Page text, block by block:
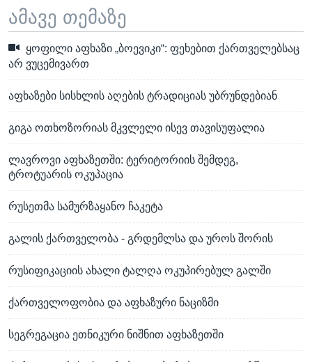
ამავე თემაზე
ყოფილი აფხაზი „ბოევიკი“: ფეხებით ქართველებსაც
არ ვუცემივართ
აფხაზები სისხლის აღების ტრადიციას უბრუნდებიან
გიგა ოთხოზორიას მკვლელი ისევ თავისუფალია
ლავროვი აფხაზეთში: ტერიტორიის შემდეგ,
ტროტუარის ოკუპაცია
რუსეთმა სამურზაყანო ჩაკეტა
გალის ქართველობა - გრდემლსა და უროს შორის
რუსიფიკაციის ახალი ტალღა ოკუპირებულ გალში
ქართველოფობია და აფხაზური ნაციზმი
სეგრეგაცია ეთნიკური ნიშნით აფხაზეთში